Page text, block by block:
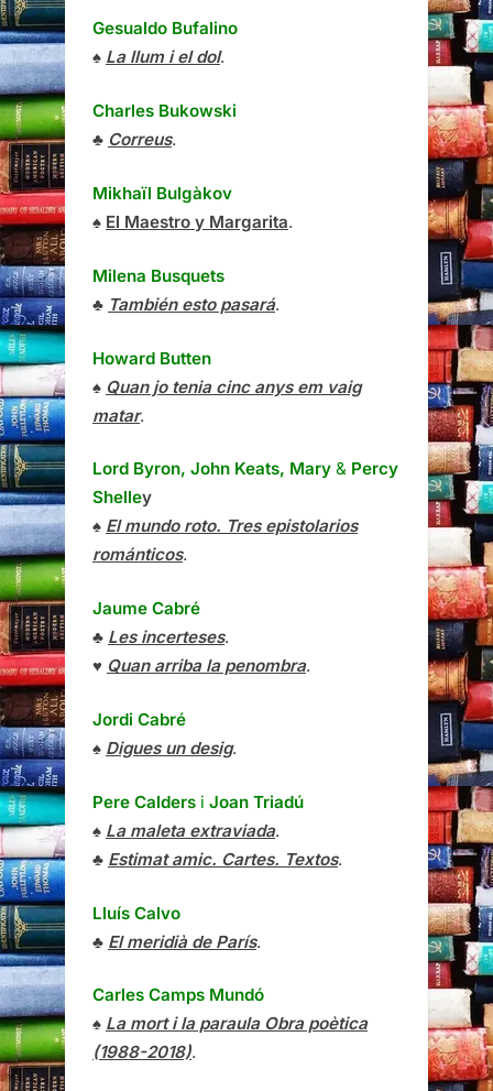
Gesualdo Bufalino
♠ La llum i el dol.
Charles Bukowski
♣ Correus.
Mikhaïl Bulgàkov
♠ El Maestro y Margarita.
Milena Busquets
♣ También esto pasará.
Howard Butten
♠ Quan jo tenia cinc anys em vaig
matar.
Lord Byron, John Keats, Mary & Percy
Shelley
♠ El mundo roto. Tres epistolarios
románticos.
Jaume Cabré
♣ Les incerteses.
♥ Quan arriba la penombra.
Jordi Cabré
♠ Digues un desig.
Pere Calders i Joan Triadú
♠ La maleta extraviada.
♣ Estimat amic. Cartes. Textos.
Lluís Calvo
♣ El meridià de París.
Carles Camps Mundó
♠ La mort i la paraula Obra poètica
(1988-2018).